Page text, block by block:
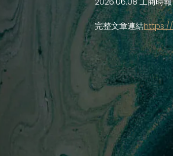
完整文章連結